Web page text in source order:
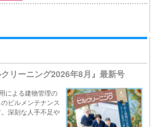
クリーニング2026年8月』最新号
による建物管理の
ビルメンテナンス
深刻な人手不足や